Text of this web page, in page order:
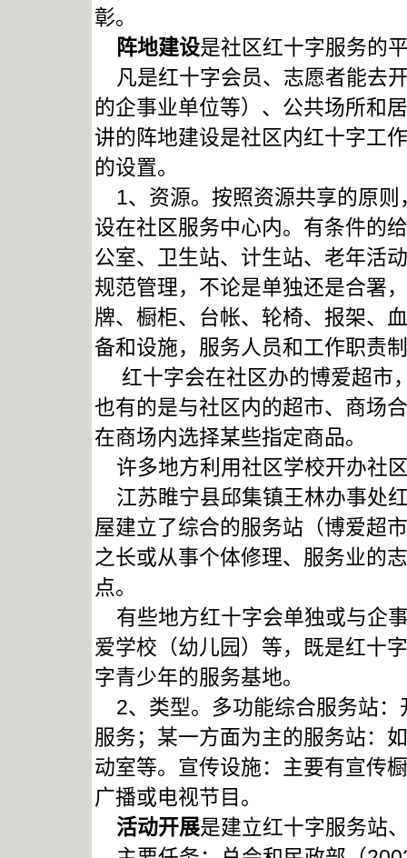
彰。
阵地建设是社区红十字服务的
凡是红十字会员、志愿者能去
的企事业单位等）、公共场所和
讲的阵地建设是社区内红十字工
的设置。
1、资源。按照资源共享的原则
设在社区服务中心内。有条件的
公室、卫生站、计生站、老年活
规范管理，不论是单独还是合署
牌、橱柜、台帐、轮椅、报架、
备和设施，服务人员和工作职责
红十字会在社区办的博爱超市
也有的是与社区内的超市、商场
在商场内选择某些指定商品。
许多地方利用社区学校开办社
江苏睢宁县邱集镇王林办事处
屋建立了综合的服务站（博爱超
之长或从事个体修理、服务业的
点。
有些地方红十字会单独或与企
爱学校（幼儿园）等，既是红十
字青少年的服务基地。
2、类型。多功能综合服务站：
服务；某一方面为主的服务站：
动室等。宣传设施：主要有宣传
广播或电视节目。
活动开展是建立红十字服务站